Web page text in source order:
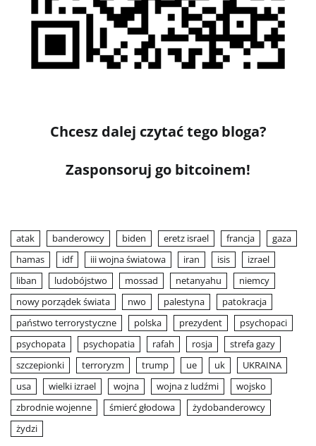
Chcesz dalej czytać tego bloga?
Zasponsoruj go bitcoinem!
atak banderowcy biden eretz israel francja
gaza
hamas
idf iii wojna światowa iran isis
izrael
liban
ludobójstwo mossad netanyahu
niemcy
nowy porządek świata
nwo palestyna
patokracja
państwo terrorystyczne
polska prezydent
psychopaci
psychopata
psychopatia rafah rosja
strefa gazy
szczepionki
terroryzm trump ue uk
UKRAINA
usa
wielki izrael wojna wojna z ludźmi
wojsko
zbrodnie wojenne
śmierć głodowa
żydobanderowcy
żydzi